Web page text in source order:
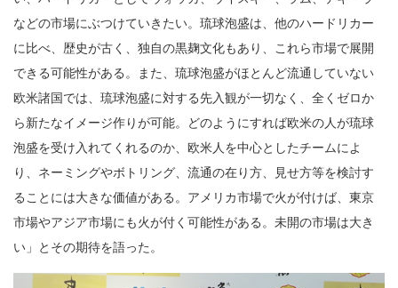
などの市場にぶつけていきたい。琉球泡盛は、他のハードリカー
に比べ、歴史が古く、独自の黒麹文化もあり、これら市場で展開
できる可能性がある。また、琉球泡盛がほとんど流通していない
欧米諸国では、琉球泡盛に対する先入観が一切なく、全くゼロか
ら新たなイメージ作りが可能。どのようにすれば欧米の人が琉球
泡盛を受け入れてくれるのか、欧米人を中心としたチームによ
り、ネーミングやボトリング、流通の在り方、見せ方等を検討す
ることには大きな価値がある。アメリカ市場で火が付けば、東京
市場やアジア市場にも火が付く可能性がある。未開の市場は大き
い」とその期待を語った。